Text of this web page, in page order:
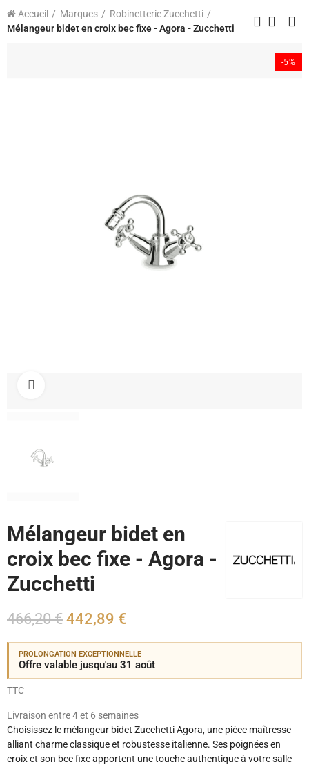
Accueil Marques
Robinetterie Zucchetti
Mélangeur bidet en croix bec fixe - Agora - Zucchetti
-5%
Mélangeur bidet en
croix bec fixe - Agora -
Zucchetti
466,20 € 442,89 €
PROLONGATION EXCEPTIONNELLE
Offre valable jusqu'au 31 août
TTC
Livraison entre 4 et 6 semaines
Choisissez le mélangeur bidet Zucchetti Agora, une pièce maîtresse
alliant charme classique et robustesse italienne. Ses poignées en
croix et son bec fixe apportent une touche authentique à votre salle